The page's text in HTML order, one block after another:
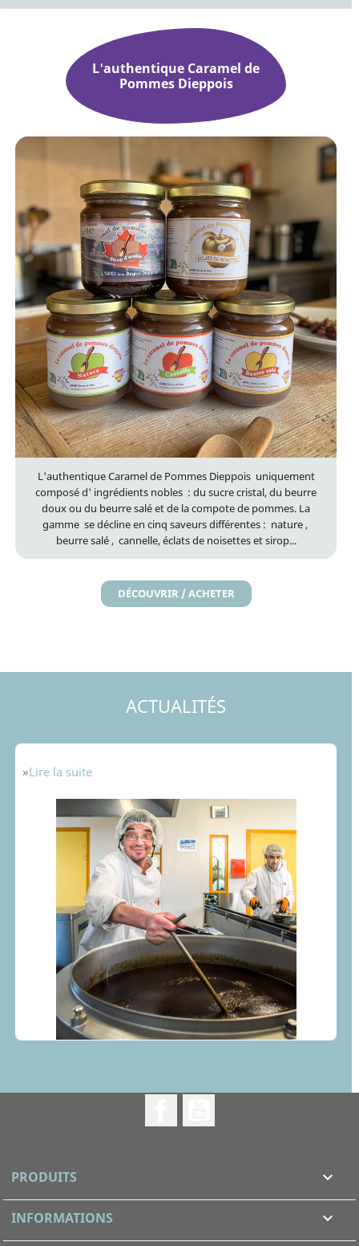
L'authentique Caramel de
Pommes Dieppois
L'authentique Caramel de Pommes Dieppois uniquement
composé d' ingrédients nobles : du sucre cristal, du beurre
doux ou du beurre salé et de la compote de pommes. La
gamme se décline en cinq saveurs différentes : nature ,
beurre salé , cannelle, éclats de noisettes et sirop...
DÉCOUVRIR / ACHETER
ACTUALITÉS
»Lire la suite
PRODUITS 
INFORMATIONS 